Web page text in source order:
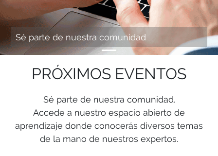
Sé parte de nuestra comunidad
PRÓXIMOS EVENTOS
Sé parte de nuestra comunidad.
Accede a nuestro espacio abierto de
aprendizaje donde conocerás diversos temas
de la mano de nuestros expertos.